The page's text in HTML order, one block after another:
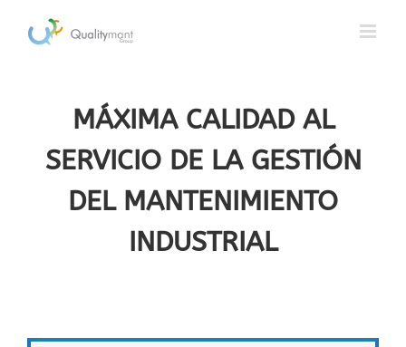
contenido
MÁXIMA CALIDAD AL
SERVICIO DE LA GESTIÓN
DEL MANTENIMIENTO
INDUSTRIAL